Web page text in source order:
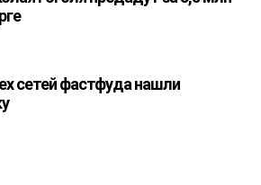
сетей фастфуда нашли